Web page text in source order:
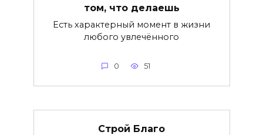
том, что делаешь
Есть характерный момент в жизни
любого увлечённого
0 51
Строй Благо